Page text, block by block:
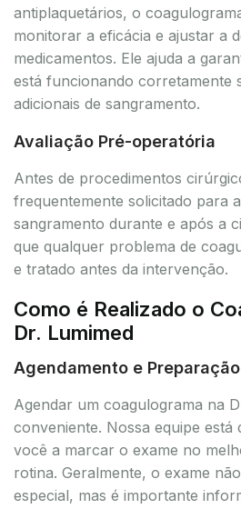
antiplaquetários, o
monitorar a eficácia e ajustar a
medicamentos. Ele ajuda a
está funcionando corretamente
adicionais de sangramento.
Avaliação Pré-operatória
Antes de procedimentos
frequentemente solicitado para
sangramento durante e após a
que qualquer problema de
e tratado antes da intervenção.
Como é Realizado o
Dr. Lumimed
Agendamento e Preparação
Agendar um coagulograma na
conveniente. Nossa equipe está
você a marcar o exame no
rotina. Geralmente, o exame
especial, mas é importante